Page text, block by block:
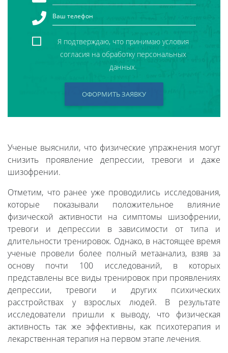
Я подтверждаю, что принимаю условия
согласия на обработку персональных
данных.
ОФОРМИТЬ ЗАЯВКУ
Ученые выяснили, что физические упражнения могут
снизить проявление депрессии, тревоги и даже
шизофрении.
Отметим, что ранее уже проводились исследования,
которые показывали положительное влияние
физической активности на симптомы шизофрении,
тревоги и депрессии в зависимости от типа и
длительности тренировок. Однако, в настоящее время
ученые провели более полный метаанализ, взяв за
основу почти 100 исследований, в которых
представлены все виды тренировок при проявлениях
депрессии, тревоги и других психических
расстройствах у взрослых людей. В результате
исследователи пришли к выводу, что физическая
активность так же эффективны, как психотерапия и
лекарственная терапия на первом этапе лечения.